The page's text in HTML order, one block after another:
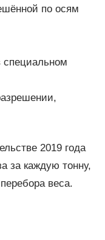
по осям
2019 года
за каждую тонну,
веса.